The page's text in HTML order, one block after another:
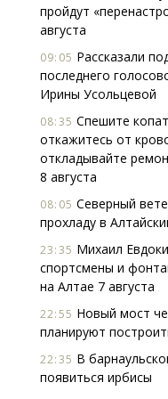
пройдут
августа
09:05 Рассказали
последнего
Ирины Усольцевой
08:35 Спешите
откажитесь от
откладывайте
8 августа
08:05 Северный
прохладу в
23:35 Михаил
спортсмены и
на Алтае 7 августа
22:55 Новый мост
планируют
22:35 В
появиться ирбисы
земли.
плитами